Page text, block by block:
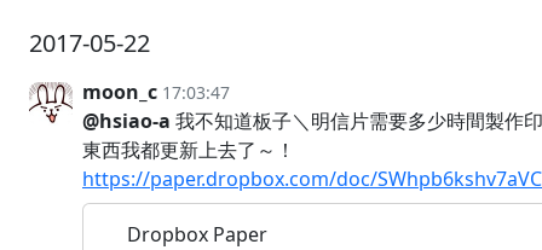
2017-05-22
moon_c 17:03:47
@hsiao-a 我不知道板子＼明信片需要多少時間製作
東西我都更新上去了～！
https://paper.dropbox.com/doc/
Dropbox Paper